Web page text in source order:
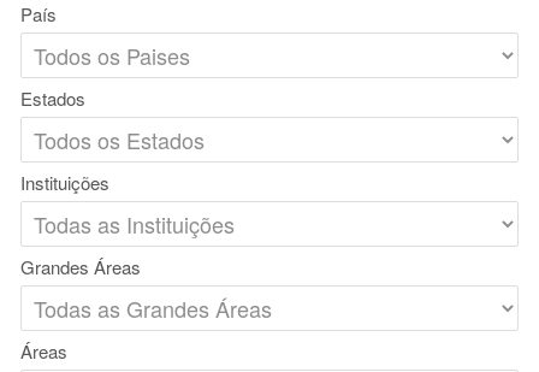
País
Estados
Instituições
Grandes Áreas
Áreas